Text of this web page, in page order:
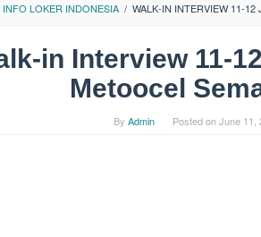
INFO LOKER INDONESIA / WALK-IN INTERVIEW 11-
in Interview 11-
Metoocel
By Admin Posted onJune 11,